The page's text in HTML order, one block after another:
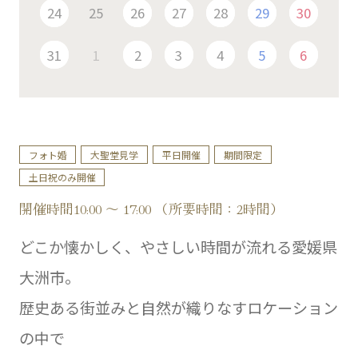
24 25 26 27 28 29 30
31 1 2 3 4 5 6
フォト婚 大聖堂見学 平日開催
期間限定
土日祝のみ開催
開催時間10:00 ～ 17:00 （所要時間：2時間）
どこか懐かしく、やさしい時間が流れる愛媛県
大洲市。
歴史ある街並みと自然が織りなすロケーション
の中で